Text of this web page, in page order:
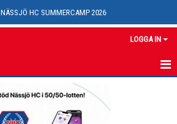
NÄSSJÖ HC SUMMERCAMP 2026
LOGGA IN